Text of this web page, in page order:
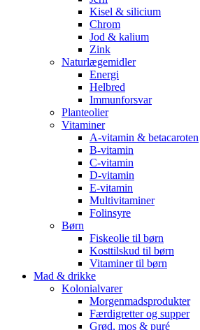
Kisel & silicium
Chrom
Jod & kalium
Zink
Naturlægemidler
Energi
Helbred
Immunforsvar
Planteolier
Vitaminer
A-vitamin & betacaroten
B-vitamin
C-vitamin
D-vitamin
E-vitamin
Multivitaminer
Folinsyre
Børn
Fiskeolie til børn
Kosttilskud til børn
Vitaminer til børn
Mad & drikke
Kolonialvarer
Morgenmadsprodukter
Færdigretter og supper
Grød, mos & puré